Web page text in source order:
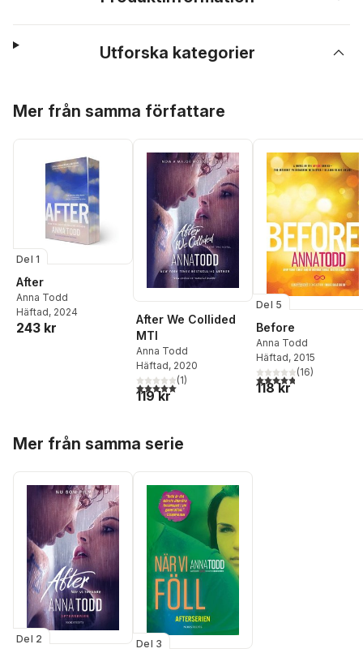
Utforska kategorier
Mer från samma författare
Del 1
After
Anna Todd
Häftad, 2024
243 kr
After We Collided
MTI
Anna Todd
Häftad, 2020
5,0utav 5 stjärnor. Totalt antal röster:
(1)
119 kr
Del 5
Before
Anna Todd
Häftad, 2015
4,8utav 5 stjärnor.
(16)
118 kr
Mer från samma serie
Del 2 Del 3